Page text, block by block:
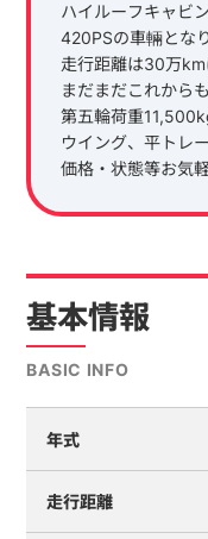
ハイルーフキャビ
420PSの車輛とな
走行距離は30万
まだまだこれから
第五輪荷重
ウイング、平トレ
価格・状態等お気
基本情報
BASIC INFO
年式
走行距離